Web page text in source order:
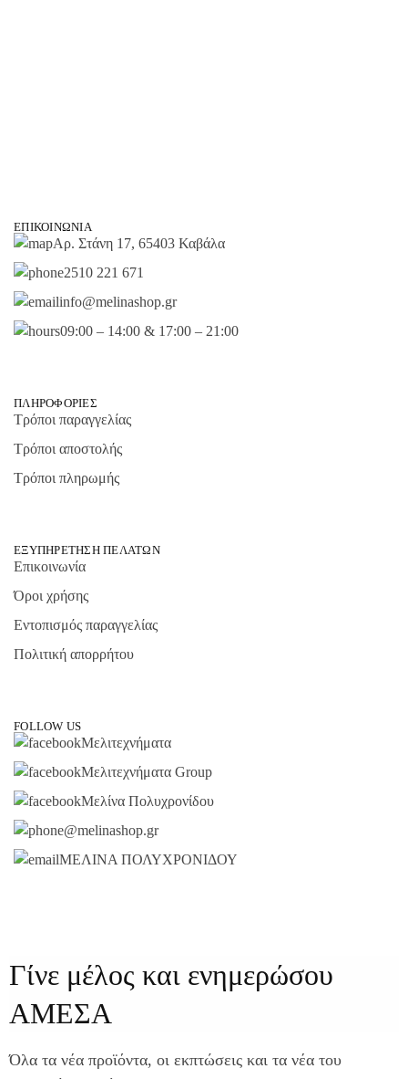
ΕΠΙΚΟΙΝΩΝΊΑ
Αρ. Στάνη 17, 65403 Καβάλα
2510 221 671
info@melinashop.gr
09:00 – 14:00 & 17:00 – 21:00
ΠΛΗΡΟΦΟΡΊΕΣ
Τρόποι παραγγελίας
Τρόποι αποστολής
Τρόποι πληρωμής
ΕΞΥΠΗΡΈΤΗΣΗ ΠΕΛΑΤΏΝ
Επικοινωνία
Όροι χρήσης
Εντοπισμός παραγγελίας
Πολιτική απορρήτου
FOLLOW US
Μελιτεχνήματα
Μελιτεχνήματα Group
Μελίνα Πολυχρονίδου
@melinashop.gr
ΜΕΛΙΝΑ ΠΟΛΥΧΡΟΝΙΔΟΥ
Γίνε μέλος και ενημερώσου
ΑΜΕΣΑ
Όλα τα νέα προϊόντα, οι εκπτώσεις και τα νέα του